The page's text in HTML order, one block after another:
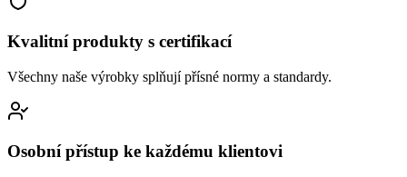
Kvalitní produkty s certifikací
Všechny naše výrobky splňují přísné normy a standardy.
Osobní přístup ke každému klientovi